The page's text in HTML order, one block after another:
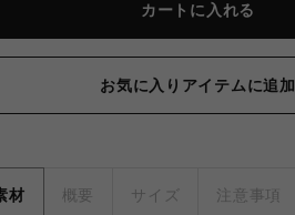
カートに入れる
お気に入りアイテムに追加
材 概要 サイズ 注意事項